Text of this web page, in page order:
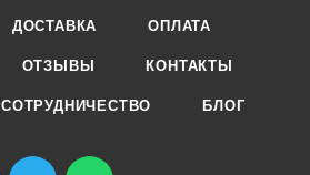
ДОСТАВКА ОПЛАТА
ОТЗЫВЫ КОНТАКТЫ
СОТРУДНИЧЕСТВО БЛОГ